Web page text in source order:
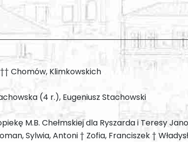
Chomów, Klimkowskich
(4 r.), Eugeniusz Stachowski
M.B. Chełmskiej dla Ryszarda i Teresy
Sylwia, Antoni † Zofia, Franciszek †